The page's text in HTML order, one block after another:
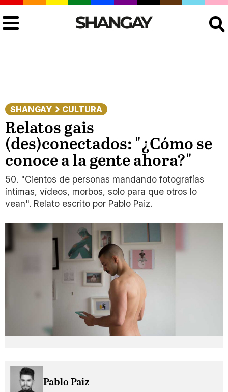
SHANGAY CULTURA
Relatos gais
(des)conectados: "¿Cómo se
conoce a la gente ahora?"
50. "Cientos de personas mandando fotografías
íntimas, vídeos, morbos, solo para que otros lo
vean". Relato escrito por Pablo Paiz.
Pablo Paiz